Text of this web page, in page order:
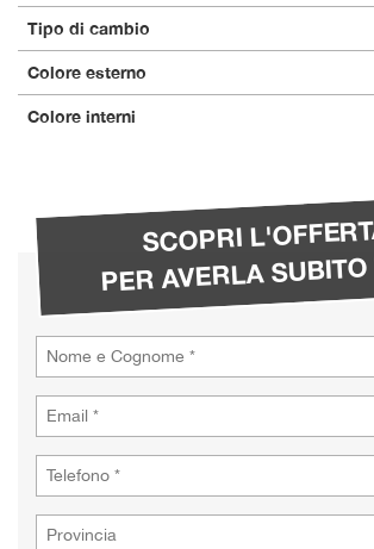
Tipo di cambio
Colore esterno
Colore interni
SCOPRI
PER AVERLA
tue
scelte
qualsiasi
momento.
Cookie necessari
Cookie delle preferenze
Cookie analitici
Cookie di marketing